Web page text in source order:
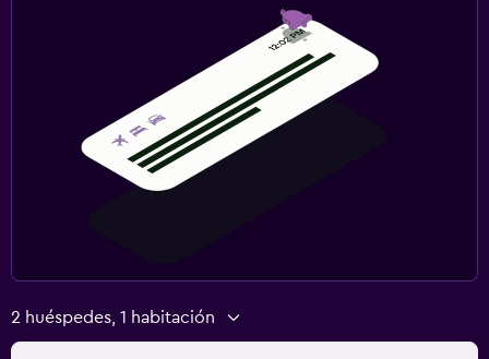
2 huéspedes, 1 habitación